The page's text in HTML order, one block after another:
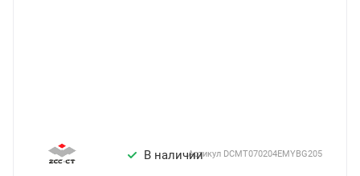
В наличииАртикул DCMT070204EMYBG205